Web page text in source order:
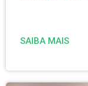
SAIBA MAIS